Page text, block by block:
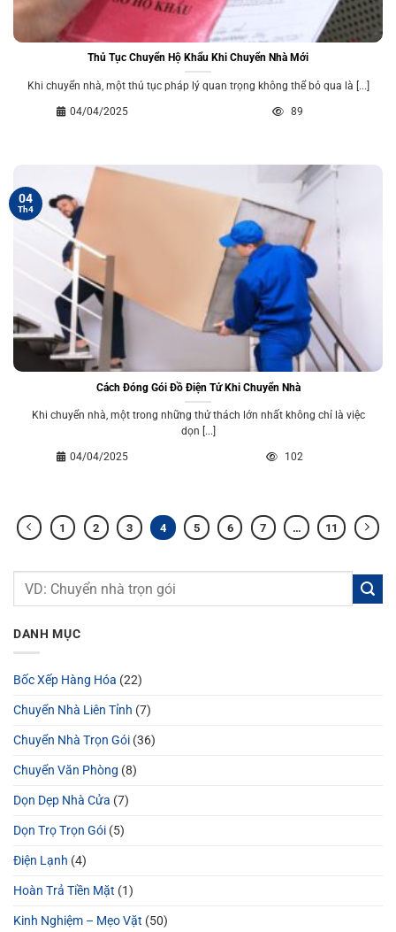
Thủ Tục Chuyển Hộ Khẩu Khi Chuyển Nhà Mới
Khi chuyển nhà, một thủ tục pháp lý quan trọng không thể bỏ qua là [...]
04/04/2025 89
Cách Đóng Gói Đồ Điện Tử Khi Chuyển Nhà
Khi chuyển nhà, một trong những thử thách lớn nhất không chỉ là việc
dọn [...]
04/04/2025 102
04
Th4
1 2 3 4 5 6 7 … 11
DANH MỤC
Bốc Xếp Hàng Hóa (22)
Chuyển Nhà Liên Tỉnh (7)
Chuyển Nhà Trọn Gói (36)
Chuyển Văn Phòng (8)
Dọn Dẹp Nhà Cửa (7)
Dọn Trọ Trọn Gói (5)
Điện Lạnh (4)
Hoàn Trả Tiền Mặt (1)
Kinh Nghiệm – Mẹo Vặt (50)